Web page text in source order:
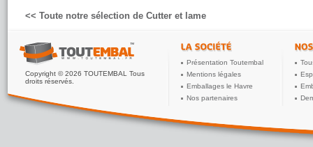
<< Toute notre sélection de Cutter et lame
Copyright © 2026 TOUTEMBAL Tous
droits réservés.
Présentation Toutembal
Mentions légales
Emballages le Havre
Nos partenaires